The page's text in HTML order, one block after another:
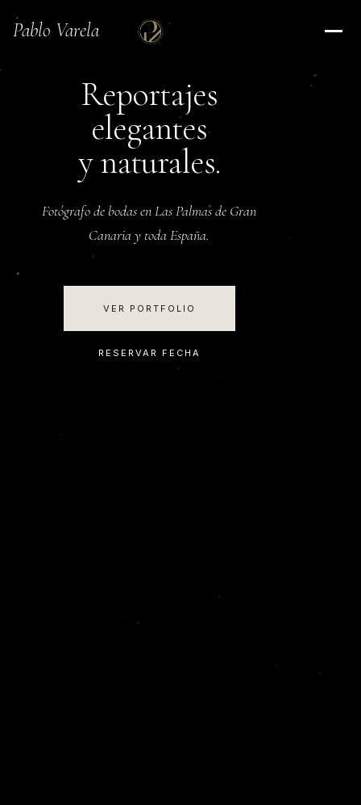
Pablo Varela
Reportajes
elegantes
y naturales.
Fotógrafo de bodas en Las Palmas de Gran
Canaria y toda España.
VER PORTFOLIO
RESERVAR FECHA